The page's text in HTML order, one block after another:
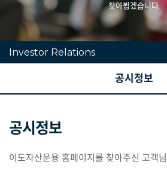
찾아뵙겠습니다.
Investor Relations
공시정보
공시정보
이도자산운용 홈페이지를 찾아주신 고객